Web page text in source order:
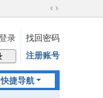
切
到
宽
版
录
找回密码
注册账号
快捷导航